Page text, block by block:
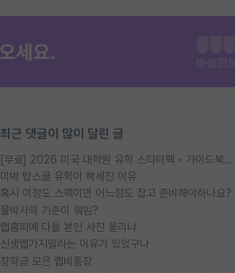
최근 댓글이 많이 달린 글
[무료] 2026 미국 대학원 유학 스타터팩 - 가이드북 & 합격자 컨택메일 템플릿
미박 탑스쿨 유학이 빡세진 이유
혹시 이정도 스펙이면 어느정도 잡고 준비해야하나요?
물박사의 기준이 뭐임?
랩홈피에 다들 본인 사진 올리냐
신생랩가지말라는 이유가 있었구나
장학금 모은 랩비통장